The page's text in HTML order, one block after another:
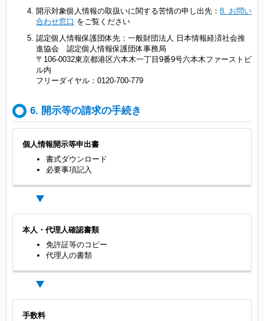
開示対象個人情報の取扱いに関する苦情の申し出先： 8. お問い
合わせ窓口 をご覧ください
認定個人情報保護団体先：一般財団法人 日本情報経済社会推
進協会 認定個人情報保護団体事務局
〒106-0032東京都港区六本木一丁目9番9号六本木ファーストビ
ル内
フリーダイヤル：0120-700-779
6. 開示等の請求の手続き
個人情報開示等申出書
書式ダウンロード
必要事項記入
本人・代理人確認書類
免許証等のコピー
代理人の書類
手数料